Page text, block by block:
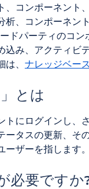
、コンポーネント
析、コンポーネン
ドパーティのコ
込み、アクティビ
、 ナレッジベース
とは
にログインし、
ータスの更新、そ
ザーを指します。
必要ですか